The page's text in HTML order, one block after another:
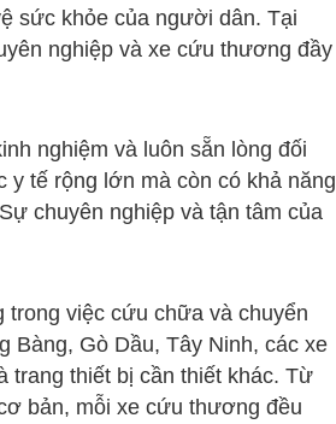
sức khỏe của người dân. Tại
nghiệp và xe cứu thương đầy
nghiệm và luôn sẵn lòng đối
y tế rộng lớn mà còn có khả năng
chuyên nghiệp và tận tâm của
việc cứu chữa và chuyển
Bàng, Gò Dầu, Tây Ninh, các xe
thiết bị cần thiết khác. Từ
bản, mỗi xe cứu thương đều